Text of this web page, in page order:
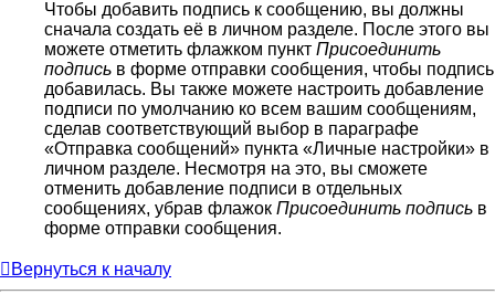
Чтобы добавить подпись к сообщению, вы должны
сначала создать её в личном разделе. После этого вы
можете отметить флажком пункт Присоединить
подпись в форме отправки сообщения, чтобы подпись
добавилась. Вы также можете настроить добавление
подписи по умолчанию ко всем вашим сообщениям,
сделав соответствующий выбор в параграфе
«Отправка сообщений» пункта «Личные настройки» в
личном разделе. Несмотря на это, вы сможете
отменить добавление подписи в отдельных
сообщениях, убрав флажок Присоединить подпись в
форме отправки сообщения.
Вернуться к началу